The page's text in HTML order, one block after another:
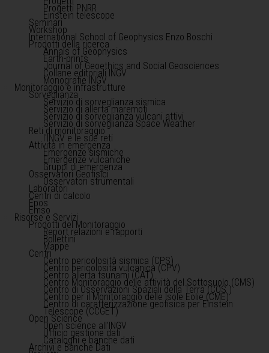
Progetti PNRR
Einstein telescope
Seminari
Workshop
International School of Geophysics Enzo Boschi
Prodotti della ricerca
Annals of Geophysics
Earth-prints
Journal of Geoethics and Social Geosciences
Collane editoriali INGV
Monografie INGV
Monitoraggio e infrastrutture
Sorveglianza
Servizio di sorveglianza sismica
Servizio di allerta maremoti
Servizio di sorveglianza vulcani attivi
Servizio di sorveglianza Space Weather
Reti di monitoraggio
l'INGV e le sue reti
Attività in emergenza
Emergenze sismiche
Emergenze vulcaniche
Gruppi di emergenza
Osservatori Geofisici
Osservatori strumentali
Laboratori
Centri di calcolo
Epos
Emso
Risorse e Servizi
Prodotti del Monitoraggio
Report relazioni e rapporti
Bollettini
Mappe
Centri
Centro pericolosità sismica (CPS)
Centro pericolosità vulcanica (CPV)
Centro allerta tsunami (CAT)
Centro Monitoraggio delle attività del Sottosuolo (CMS)
Centro di Osservazioni Spaziali della Terra (COS )
Centro per il Monitoraggio delle Isole Eolie (CME)
Centro di caratterizzazione geofisica per Einstein
Telescope (CCGET)
Open Science
Open science all'INGV
Ufficio gestione dati
Cataloghi e banche dati
Archivi e Banche Dati